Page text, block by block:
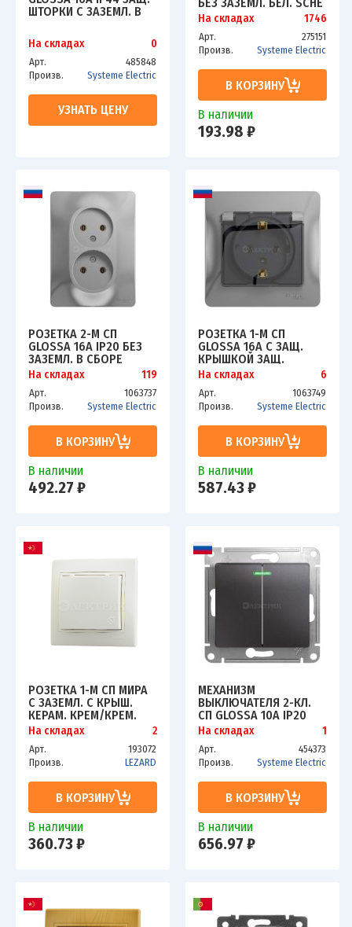
ШТОРКИ С ЗАЗЕМЛ. В
GSL000847
На складах 0
Арт.
485848
Произв.
Systeme Electric
УЗНАТЬ ЦЕНУ
GSL000141
На складах 1746
Арт.
275151
Произв.
Systeme Electric
В КОРЗИНУ
В наличии
193.98 ₽
РОЗЕТКА 2-М СП
GLOSSA 16А IP20 БЕЗ
ЗАЗЕМЛ. В СБОРЕ
АЛЮМ. SCHE
GSL000320
На складах 119
Арт.
1063737
Произв.
Systeme Electric
В КОРЗИНУ
В наличии
492.27 ₽
РОЗЕТКА 1-М СП
GLOSSA 16А С ЗАЩ.
КРЫШКОЙ ЗАЩ.
ШТОРКИ С ЗАЗЕМЛ. В
СБОРЕ IP20 АЛЮМ.
SCHE GSL000346
На складах 6
Арт.
1063749
Произв.
Systeme Electric
В КОРЗИНУ
В наличии
587.43 ₽
РОЗЕТКА 1-М СП МИРА
С ЗАЗЕМЛ. С КРЫШ.
КЕРАМ. КРЕМ/КРЕМ.
LEZARD 701-0303-123
На складах 2
Арт.
193072
Произв.
LEZARD
В КОРЗИНУ
В наличии
360.73 ₽
МЕХАНИЗМ
ВЫКЛЮЧАТЕЛЯ 2-КЛ.
СП GLOSSA 10А IP20
(СХ. 5А) 10AX С
ПОДСВЕТКОЙ ГРАФИТ
SCHE GSL001353
На складах 1
Арт.
454373
Произв.
Systeme Electric
В КОРЗИНУ
В наличии
656.97 ₽